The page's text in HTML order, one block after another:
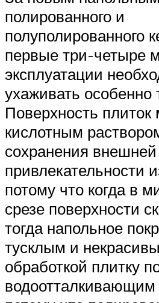
полированного и
полуполированного
первые три-четыре
эксплуатации
ухаживать особенно
Поверхность плиток
кислотным
сохранения внешней
привлекательности
потому что когда в
срезе поверхности
тогда напольное
тусклым и
обработкой плитку
водоотталкивающим